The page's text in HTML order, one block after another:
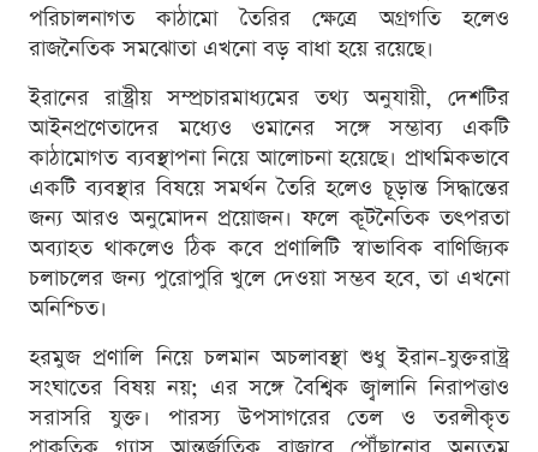
পরিচালনাগত কাঠামো তৈরির ক্ষেত্রে অগ্রগতি হলেও
রাজনৈতিক সমঝোতা এখনো বড় বাধা হয়ে রয়েছে।
ইরানের রাষ্ট্রীয় সম্প্রচারমাধ্যমের তথ্য অনুযায়ী, দেশটির
আইনপ্রণেতাদের মধ্যেও ওমানের সঙ্গে সম্ভাব্য একটি
কাঠামোগত ব্যবস্থাপনা নিয়ে আলোচনা হয়েছে। প্রাথমিকভাবে
একটি ব্যবস্থার বিষয়ে সমর্থন তৈরি হলেও চূড়ান্ত সিদ্ধান্তের
জন্য আরও অনুমোদন প্রয়োজন। ফলে কূটনৈতিক তৎপরতা
অব্যাহত থাকলেও ঠিক কবে প্রণালিটি স্বাভাবিক বাণিজ্যিক
চলাচলের জন্য পুরোপুরি খুলে দেওয়া সম্ভব হবে, তা এখনো
অনিশ্চিত।
হরমুজ প্রণালি নিয়ে চলমান অচলাবস্থা শুধু ইরান-যুক্তরাষ্ট্র
সংঘাতের বিষয় নয়; এর সঙ্গে বৈশ্বিক জ্বালানি নিরাপত্তাও
সরাসরি যুক্ত। পারস্য উপসাগরের তেল ও তরলীকৃত